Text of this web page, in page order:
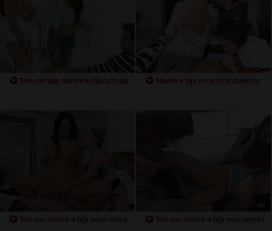
Trio con una madre e hija latinas Madre e hija en un trio caliente
Trío con madre e hija en la cama Trio con madre e hija muy zorras